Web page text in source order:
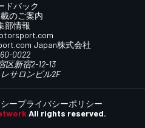
ドバック
のご案内
部情報
Japan株式会社
0022
区新宿2-12-13
サロンビル2F
All rights reserved.
ープライバシーポリシー